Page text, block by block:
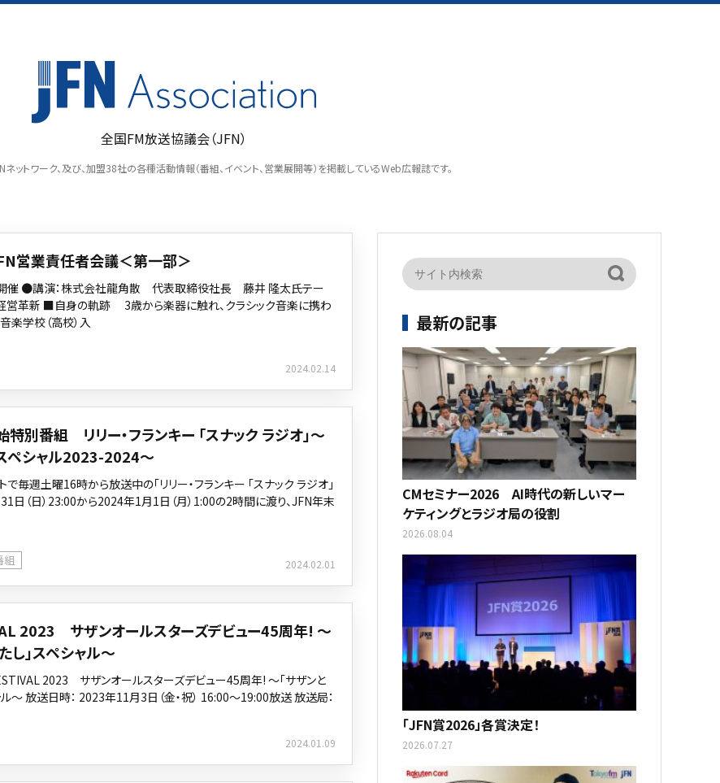
全国FM放送協議会（JFN）
ネットワーク、及び、加盟38社の各種活動情報（番組、イベント、営業展開等）を掲載しているWeb広報誌です。
営業責任者会議＜第一部＞
開催 ●講演：株式会社龍角散 代表取締役社長 藤井 隆太氏テー
営革新 ■自身の軌跡 3歳から楽器に触れ、クラシック音楽に携わ
楽学校（高校）入
2024.02.14
別番組 リリー・フランキー 「スナック ラジオ」～
ペシャル2023-2024～
毎週土曜16時から放送中の「リリー・フランキー 「スナック ラジオ」
日（日）23:00から2024年1月1日（月）1:00の2時間に渡り、JFN年末
組 2024.02.01
2023 サザンオールスターズデビュー45周年! ～
し」スペシャル～
2023 サザンオールスターズデビュー45周年! ～「サザンと
ル～ 放送日時： 2023年11月3日（金・祝） 16:00～19:00放送 放送局：
2024.01.09
最新の記事
CMセミナー2026 AI時代の新しいマー
ケティングとラジオ局の役割
2026.08.04
「JFN賞2026」各賞決定！
2026.07.27